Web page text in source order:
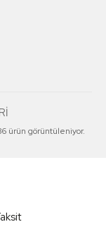
ürün görüntüleniyor.